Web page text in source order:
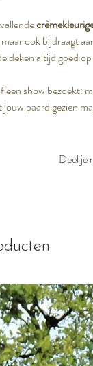
ook bijdraagt
deken altijd goed
show bezoekt:
paard gezien
Deel je